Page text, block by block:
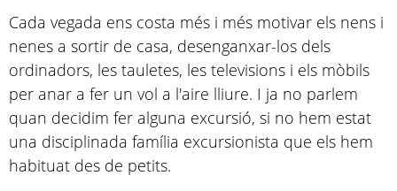
Cada vegada ens costa més i més motivar els nens i
nenes a sortir de casa, desenganxar-los dels
ordinadors, les tauletes, les televisions i els mòbils
per anar a fer un vol a l'aire lliure. I ja no parlem
quan decidim fer alguna excursió, si no hem estat
una disciplinada família excursionista que els hem
habituat des de petits.